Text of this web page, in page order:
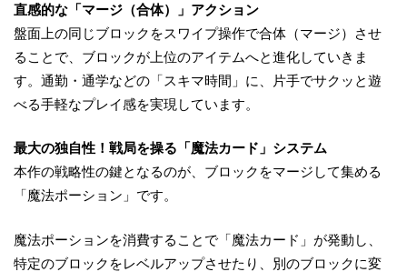
直感的な「マージ（合体）」アクション
盤面上の同じブロックをスワイプ操作で合体（マージ）させ
ることで、ブロックが上位のアイテムへと進化していきま
す。通勤・通学などの「スキマ時間」に、片手でサクッと遊
べる手軽なプレイ感を実現しています。
最大の独自性！戦局を操る「魔法カード」システム
本作の戦略性の鍵となるのが、ブロックをマージして集める
「魔法ポーション」です。
魔法ポーションを消費することで「魔法カード」が発動し、
特定のブロックをレベルアップさせたり、別のブロックに変